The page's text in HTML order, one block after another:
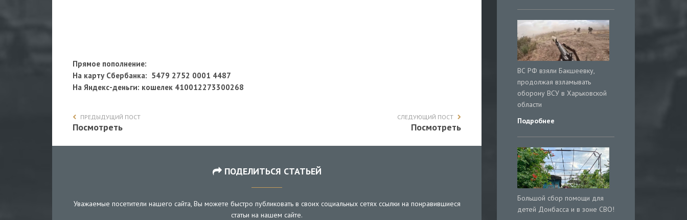
Прямое пополнение:
На карту Сбербанка: 5479 2752 0001 4487
На Яндекс-деньги: кошелек 410012273300268
ПРЕДЫДУЩИЙ ПОСТ
Посмотреть
СЛЕДУЮЩИЙ ПОСТ
Посмотреть
ПОДЕЛИТЬСЯ СТАТЬЕЙ
Уважаемые посетители нашего сайта, Вы можете быстро публиковать в своих социальных сетях ссылки на понравившиеся
статьи на нашем сайте.
ВС РФ взяли Бакшеевку,
продолжая взламывать
оборону ВСУ в Харьковской
области
Подробнее
Большой сбор помощи для
детей Донбасса и в зоне СВО!